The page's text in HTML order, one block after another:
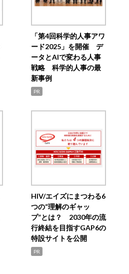
「第4回科学的人事アワ
ード2025」を開催 デ
ータとAIで変わる人事
戦略 科学的人事の最
新事例
PR
HIV/エイズにまつわる6
つの“理解のギャッ
プ”とは？ 2030年の流
行終結を目指すGAP6の
特設サイトを公開
PR